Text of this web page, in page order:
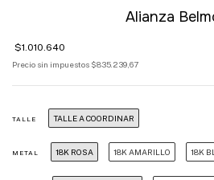
Alianza
$1.010.640
Precio sin impuestos $835.239,67
TALLE TALLE A COORDINAR
METAL 18K ROSA 18K AMARILLO 18K